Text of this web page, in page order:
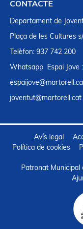
CONTACTE
Departament de
Plaça de les Cultures
Telèfon: 937 742 200
Whatsapp Espai Jove
joventut@martorell.cat
Avís legal
Política de cookies
Patronat Municipal